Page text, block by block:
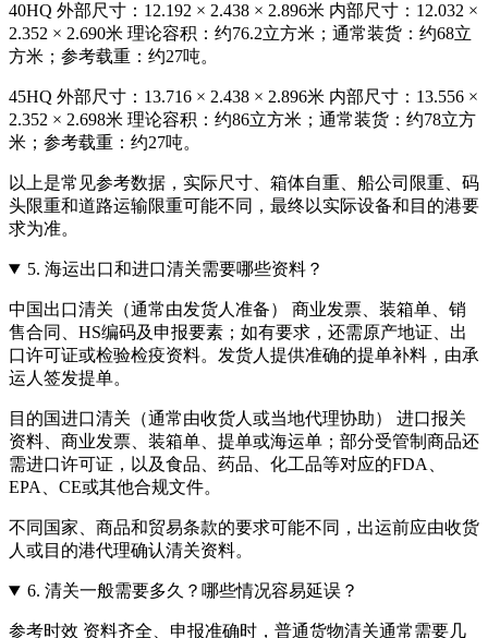
40HQ 外部尺寸：12.192 × 2.438 × 2.896米 内部尺寸：12.032 ×
2.352 × 2.690米 理论容积：约76.2立方米；通常装货：约68立
方米；参考载重：约27吨。
45HQ 外部尺寸：13.716 × 2.438 × 2.896米 内部尺寸：13.556 ×
2.352 × 2.698米 理论容积：约86立方米；通常装货：约78立方
米；参考载重：约27吨。
以上是常见参考数据，实际尺寸、箱体自重、船公司限重、码
头限重和道路运输限重可能不同，最终以实际设备和目的港要
求为准。
5. 海运出口和进口清关需要哪些资料？
中国出口清关（通常由发货人准备） 商业发票、装箱单、销
售合同、HS编码及申报要素；如有要求，还需原产地证、出
口许可证或检验检疫资料。发货人提供准确的提单补料，由承
运人签发提单。
目的国进口清关（通常由收货人或当地代理协助） 进口报关
资料、商业发票、装箱单、提单或海运单；部分受管制商品还
需进口许可证，以及食品、药品、化工品等对应的FDA、
EPA、CE或其他合规文件。
不同国家、商品和贸易条款的要求可能不同，出运前应由收货
人或目的港代理确认清关资料。
6. 清关一般需要多久？哪些情况容易延误？
参考时效 资料齐全、申报准确时，普通货物清关通常需要几